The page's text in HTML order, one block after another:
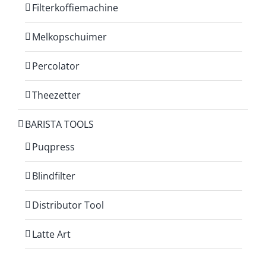
Filterkoffiemachine
Melkopschuimer
Percolator
Theezetter
BARISTA TOOLS
Puqpress
Blindfilter
Distributor Tool
Latte Art